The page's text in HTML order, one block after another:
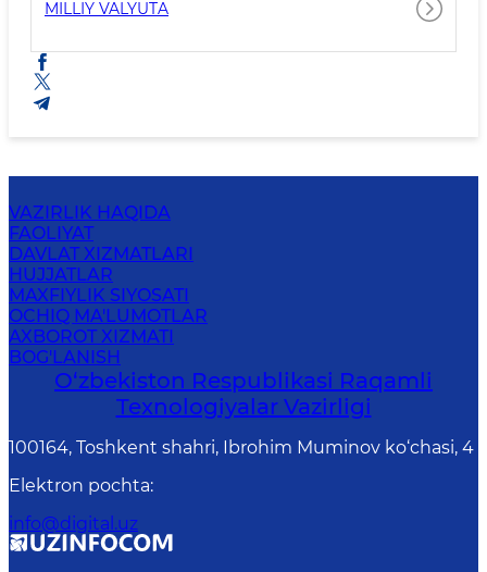
MILLIY VALYUTA
VAZIRLIK HAQIDA
FAOLIYAT
DAVLAT XIZMATLARI
HUJJATLAR
MAXFIYLIK SIYOSATI
OCHIQ MA'LUMOTLAR
AXBOROT XIZMATI
BOG'LANISH
O‘zbekiston Respublikasi Raqamli
Texnologiyalar Vazirligi
100164, Toshkent shahri, Ibrohim Muminov ko‘chasi, 4
Elektron pochta:
info@digital.uz